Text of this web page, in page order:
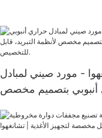
- مورد صيني لمبادل
أنبوبي بتصميم مخصص